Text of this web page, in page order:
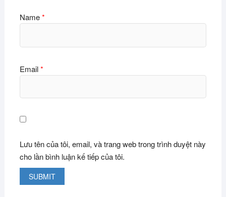
Name*
Email*
Lưu tên của tôi, email, và trang web trong trình duyệt này
cho lần bình luận kế tiếp của tôi.